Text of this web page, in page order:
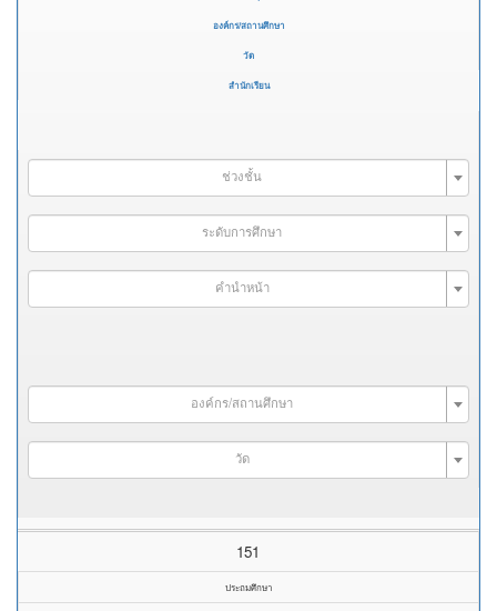
องค์กร/สถานศึกษา
วัด
สำนักเรียน
ช่วงชั้น
ระดับการศึกษา
คำนำหน้า
องค์กร/สถานศึกษา
วัด
151
ประถมศึกษา